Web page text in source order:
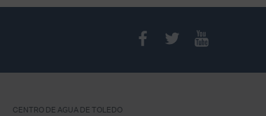
CENTRO DE AGUA DE TOLEDO